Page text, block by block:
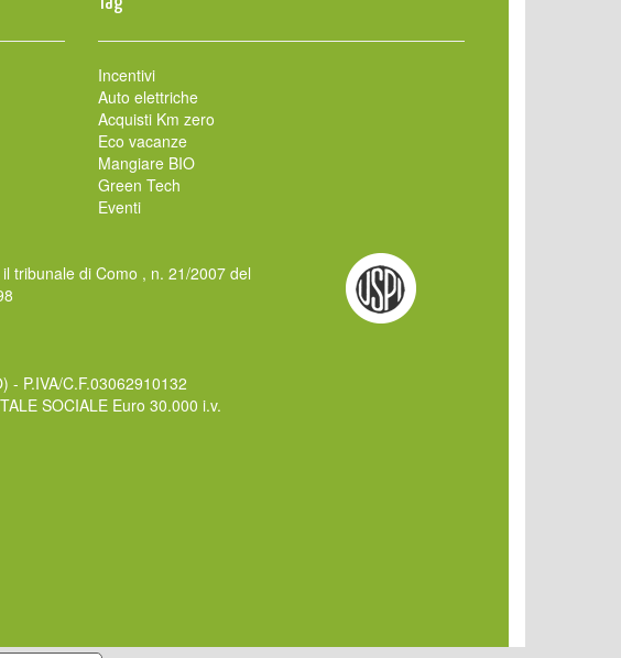
Incentivi
Auto elettriche
Acquisti Km zero
Eco vacanze
Mangiare BIO
Green Tech
Eventi
tribunale di Como , n. 21/2007 del
- P.IVA/C.F.03062910132
SOCIALE Euro 30.000 i.v.